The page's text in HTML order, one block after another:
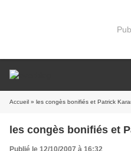
Accueil » les congès bonifiés et Patrick
les congès bonifiés et
Publié le 12/10/2007 à 16:32